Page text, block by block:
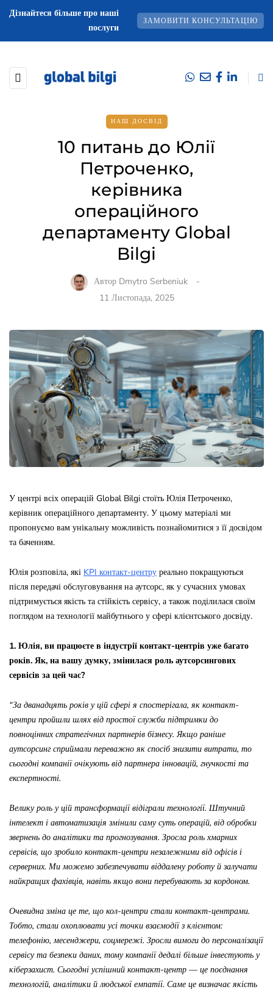
Дізнайтеся більше про наші
послуги
ЗАМОВИТИ КОНСУЛЬТАЦІЮ
НАШ ДОСВІД
10 питань до Юлії
Петроченко,
керівника
операційного
департаменту Global
Bilgi
Автор Dmytro Serbeniuk
11 Листопада, 2025
У центрі всіх операцій Global Bilgi стоїть Юлія Петроченко,
керівник операційного департаменту. У цьому матеріалі ми
пропонуємо вам унікальну можливість познайомитися з її досвідом
та баченням.
Юлія розповіла, які KPI контакт-центру реально покращуються
після передачі обслуговування на аутсорс, як у сучасних умовах
підтримується якість та стійкість сервісу, а також поділилася своїм
поглядом на технології майбутнього у сфері клієнтського досвіду.
1. Юлія, ви працюєте в індустрії контакт-центрів уже багато
років. Як, на вашу думку, змінилася роль аутсорсингових
сервісів за цей час?
“За дванадцять років у цій сфері я спостерігала, як контакт-
центри пройшли шлях від простої служби підтримки до
повноцінних стратегічних партнерів бізнесу. Якщо раніше
аутсорсинг сприймали переважно як спосіб знизити витрати, то
сьогодні компанії очікують від партнера інновацій, гнучкості та
експертності.
Велику роль у цій трансформації відіграли технології. Штучний
інтелект і автоматизація змінили саму суть операцій, від обробки
звернень до аналітики та прогнозування. Зросла роль хмарних
сервісів, що зробило контакт-центри незалежними від офісів і
серверних. Ми можемо забезпечувати віддалену роботу й залучати
найкращих фахівців, навіть якщо вони перебувають за кордоном.
Очевидна зміна це те, що кол-центри стали контакт-центрами.
Тобто, стали охоплювати усі точки взаємодії з клієнтом:
телефонію, месенджери, соцмережі. Зросли вимоги до персоналізації
сервісу та безпеки даних, тому компанії дедалі більше інвестують у
кіберзахист. Сьогодні успішний контакт-центр — це поєднання
технологій, аналітики й людської емпатії. Саме це визначає якість